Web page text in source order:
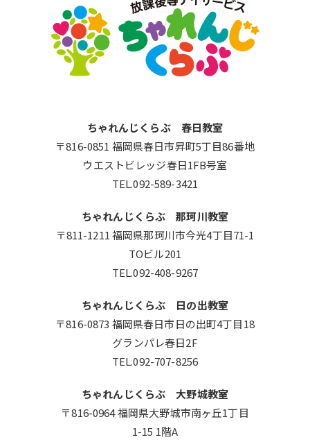
ちゃれんじくらぶ 春日教室
〒816-0851 福岡県春日市昇町5丁目86番地
ウエストビレッジ春日1FB号室
TEL.092-589-3421
ちゃれんじくらぶ 那珂川教室
〒811-1211 福岡県那珂川市今光4丁目71-1
TOビル201
TEL.092-408-9267
ちゃれんじくらぶ 日の出教室
〒816-0873 福岡県春日市日の出町4丁目18
グランパレ春日2F
TEL.092-707-8256
ちゃれんじくらぶ 大野城教室
〒816-0964 福岡県大野城市南ヶ丘1丁目
1-15 1階A